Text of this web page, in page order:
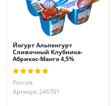
Йогурт Альпенгурт
Сливочный Клубника-
Абрикос-Манго 4,5%
Россия
Артикул: 246701